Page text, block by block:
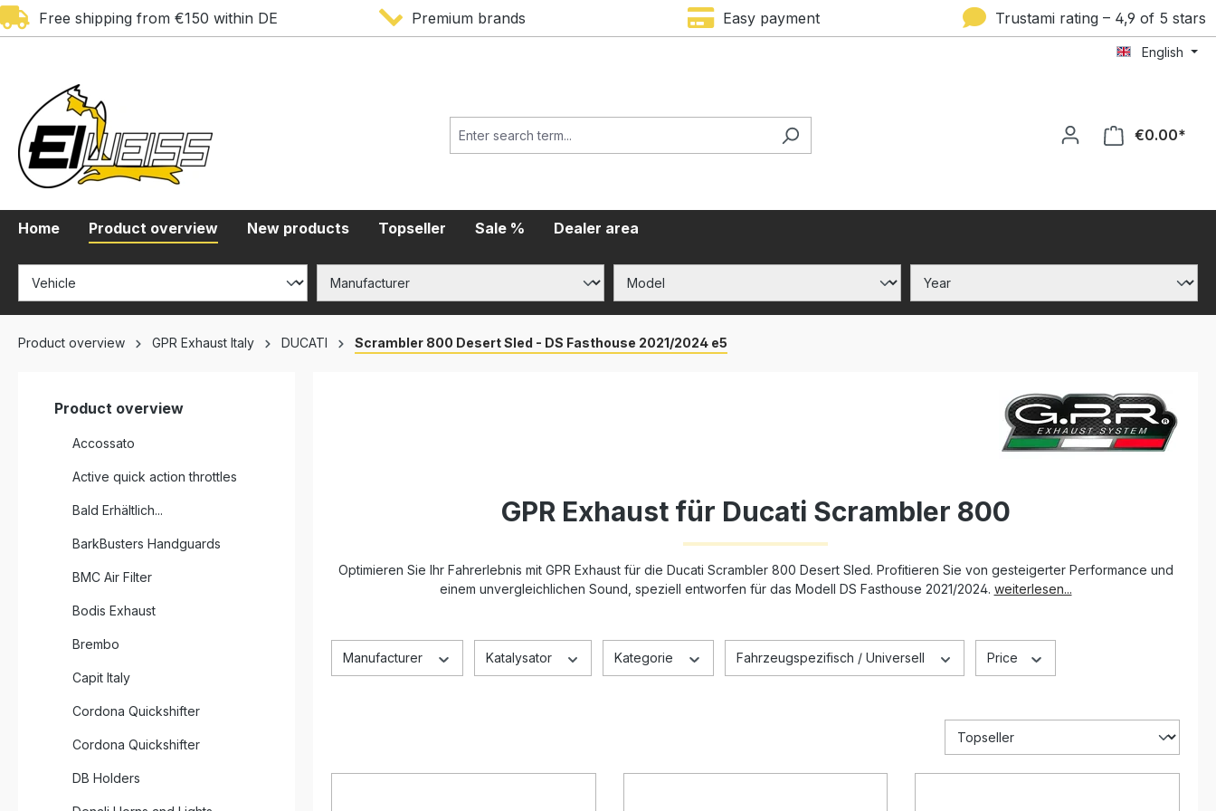
Skip to main navigation
Free shipping from €150 within DE Premium brands Easy payment Trustami rating – 4,9 of 5 stars
English
€0.00*
Home Product overview New products Topseller Sale % Dealer area
Product overview GPR Exhaust Italy DUCATI Scrambler 800 Desert Sled - DS Fasthouse 2021/2024 e5
Product overview
Accossato
Active quick action throttles
Bald Erhältlich...
BarkBusters Handguards
BMC Air Filter
Bodis Exhaust
Brembo
Capit Italy
Cordona Quickshifter
Cordona Quickshifter
DB Holders
GPR Exhaust für Ducati Scrambler 800
Optimieren Sie Ihr Fahrerlebnis mit GPR Exhaust für die Ducati Scrambler 800 Desert Sled. Profitieren Sie von gesteigerter Performance und
einem unvergleichlichen Sound, speziell entworfen für das Modell DS Fasthouse 2021/2024. weiterlesen...
Manufacturer Katalysator Kategorie Fahrzeugspezifisch / Universell Price